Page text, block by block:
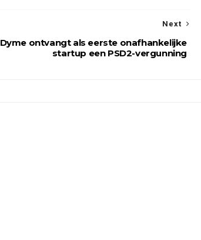
Next
Dyme ontvangt als eerste onafhankelijke
startup een PSD2-vergunning